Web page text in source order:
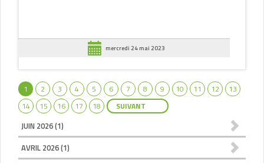
mercredi 24 mai 2023
1 2 3 4 5 6 7 8 9 10 11 12
13
14
15 16 17 18 SUIVANT
JUIN 2026(1)
AVRIL 2026(1)